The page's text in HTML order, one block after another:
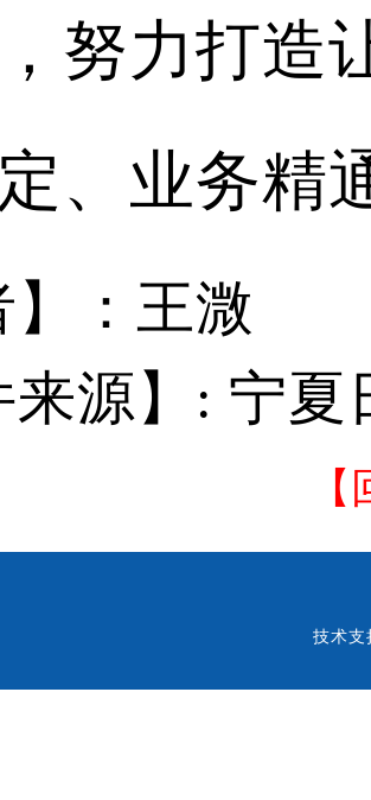
努力打造
、业务精
】：王溦
来源】: 宁
【
技术支